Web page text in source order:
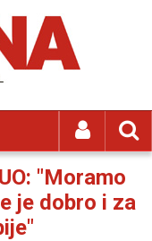
"Moramo
je dobro i za